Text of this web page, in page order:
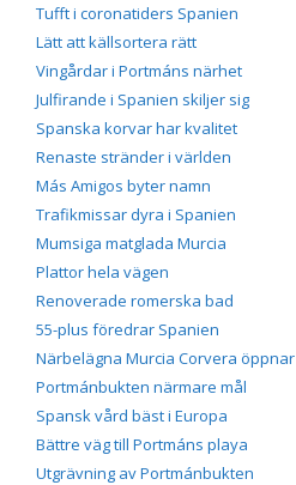
Tufft i coronatiders Spanien
Lätt att källsortera rätt
Vingårdar i Portmáns närhet
Julfirande i Spanien skiljer sig
Spanska korvar har kvalitet
Renaste stränder i världen
Más Amigos byter namn
Trafikmissar dyra i Spanien
Mumsiga matglada Murcia
Plattor hela vägen
Renoverade romerska bad
55-plus föredrar Spanien
Närbelägna Murcia Corvera öppnar
Portmánbukten närmare mål
Spansk vård bäst i Europa
Bättre väg till Portmáns playa
Utgrävning av Portmánbukten